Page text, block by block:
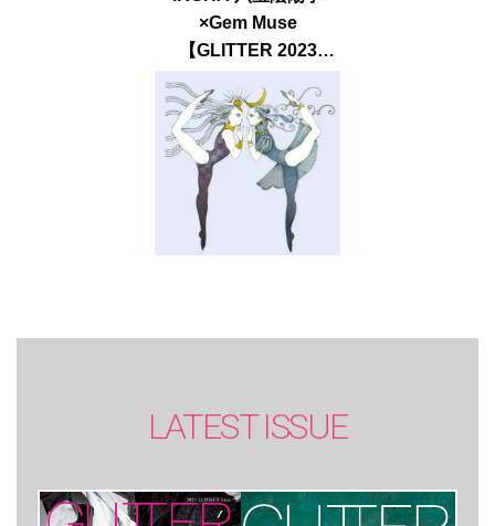
×Gem Muse
【GLITTER 2023
SUMMER issue】
LATEST ISSUE